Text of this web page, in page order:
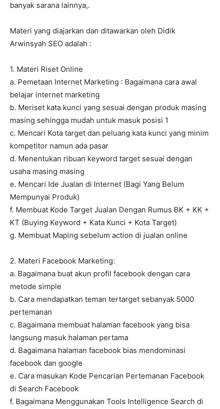
banyak sarana lainnya,.
Materi yang diajarkan dan ditawarkan oleh Didik
Arwinsyah SEO adalah :
1. Materi Riset Online
a. Pemetaan Internet Marketing : Bagaimana cara awal
belajar internet marketing
b. Meriset kata kunci yang sesuai dengan produk masing
masing sehingga mudah untuk masuk posisi 1
c. Mencari Kota target dan peluang kata kunci yang minim
kompetitor namun ada pasar
d. Menentukan ribuan keyword target sesuai dengan
usaha masing masing
e. Mencari Ide Jualan di Internet (Bagi Yang Belum
Mempunyai Produk)
f. Membuat Kode Target Jualan Dengan Rumus BK + KK +
KT (Buying Keyword + Kata Kunci + Kota Target)
g. Membuat Maping sebelum action di jualan online
2. Materi Facebook Marketing:
a. Bagaimana buat akun profil facebook dengan cara
metode simple
b. Cara mendapatkan teman tertarget sebanyak 5000
pertemanan
c. Bagaimana membuat halaman facebook yang bisa
langsung masuk halaman pertama
d. Bagaimana halaman facebook bias mendominasi
facebook dan google
e. Cara masukan Kode Pencarian Pertemanan Facebook
di Search Facebook
f. Bagaimana Menggunakan Tools Intelligence Search di